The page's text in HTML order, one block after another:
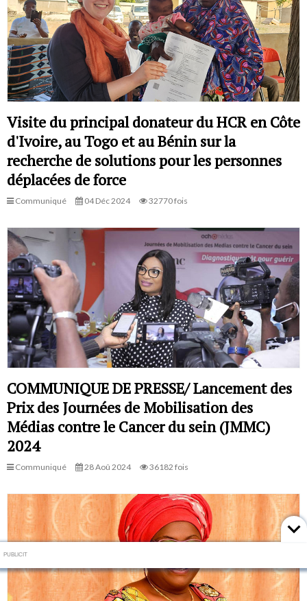
Visite du principal donateur du HCR en Côte
d'Ivoire, au Togo et au Bénin sur la
recherche de solutions pour les personnes
déplacées de force
Communiqué 04 Déc 2024 32770 fois
COMMUNIQUE DE PRESSE/ Lancement des
Prix des Journées de Mobilisation des
Médias contre le Cancer du sein (JMMC)
2024
Communiqué 28 Aoû 2024 36182 fois
PUBLICIT